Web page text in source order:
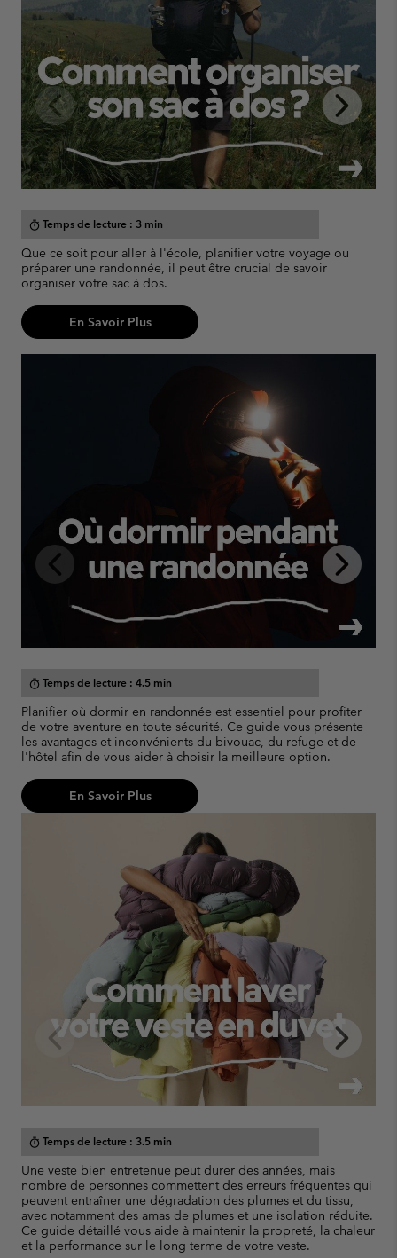
Previous
Slide
Next
Slide
timer Temps de lecture : 3 min
Que ce soit pour aller à l'école, planifier votre voyage ou
préparer une randonnée, il peut être crucial de savoir
organiser votre sac à dos.
En Savoir Plus
Previous
Slide
Next
Slide
timer Temps de lecture : 4.5 min
Planifier où dormir en randonnée est essentiel pour profiter
de votre aventure en toute sécurité. Ce guide vous présente
les avantages et inconvénients du bivouac, du refuge et de
l'hôtel afin de vous aider à choisir la meilleure option.
En Savoir Plus
Previous
Slide
Next
Slide
timer Temps de lecture : 3.5 min
Une veste bien entretenue peut durer des années, mais
nombre de personnes commettent des erreurs fréquentes qui
peuvent entraîner une dégradation des plumes et du tissu,
avec notamment des amas de plumes et une isolation réduite.
Ce guide détaillé vous aide à maintenir la propreté, la chaleur
et la performance sur le long terme de votre veste.